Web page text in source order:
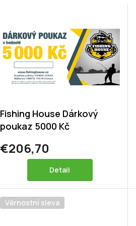
Fishing House Dárkový
poukaz 5000 Kč
€206,70
Detail
Věrnostní sleva